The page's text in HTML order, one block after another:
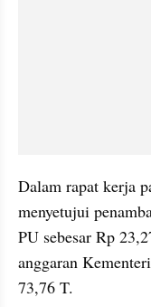
Dalam rapat kerja
menyetujui
PU sebesar Rp
anggaran
73,76 T.